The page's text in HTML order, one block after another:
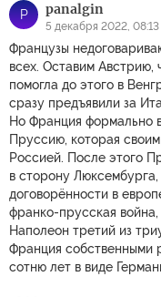
P panalgin
5 декабря 2022, 08:13
Французы
всех. Оставим Австрию,
помогла до этого в
сразу предъявили за
Но Франция формально
Пруссию, которая
Россией. После этого
в сторону
договорённости в
франко-прусская
Наполеон третий из
Франция собственными
сотню лет в виде